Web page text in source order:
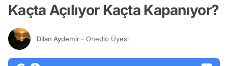
Kaçta Açılıyor Kaçta Kapanıyor?
Dilan Aydemir - Onedio Üyesi